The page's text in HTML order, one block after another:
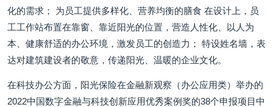
化的需求； 为员工提供多样化、营养均衡的膳食 在设计上，员
工工作站布置在靠窗、靠近阳光的位置，营造人性化、以人为
本、健康舒适的办公环境，激发员工的创造力； 特设姓名墙，表
达对建筑建设者的敬意，传递阳光、温暖的企业文化。
在科技办公方面，阳光保险在金融新观察（办公应用类）举办的
2022中国数字金融与科技创新应用优秀案例奖的38个申报项目中